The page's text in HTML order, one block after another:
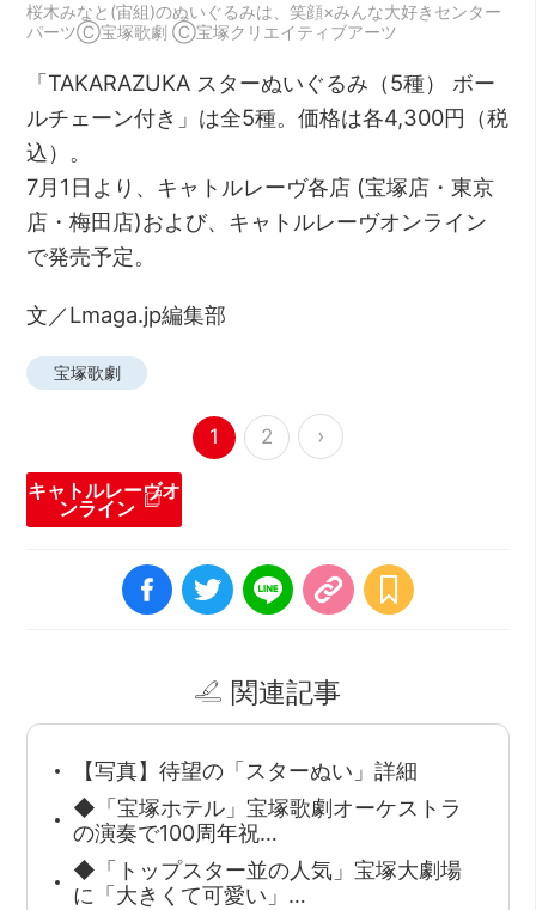
桜木みなと(宙組)のぬいぐるみは、笑顔×みんな大好きセンター
パーツⒸ宝塚歌劇 Ⓒ宝塚クリエイティブアーツ
「TAKARAZUKA スターぬいぐるみ（5種） ボー
ルチェーン付き」は全5種。価格は各4,300円（税
込）。
7月1日より、キャトルレーヴ各店 (宝塚店・東京
店・梅田店)および、キャトルレーヴオンライン
で発売予定。
文／Lmaga.jp編集部
宝塚歌劇
1 2 ›
キャトルレーヴオ
ンライン
関連記事
【写真】待望の「スターぬい」詳細
◆「宝塚ホテル」宝塚歌劇オーケストラ
の演奏で100周年祝…
◆「トップスター並の人気」宝塚大劇場
に「大きくて可愛い」…